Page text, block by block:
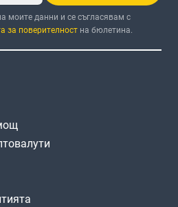
моите данни и се съгласявам с
за поверителност на бюлетина.